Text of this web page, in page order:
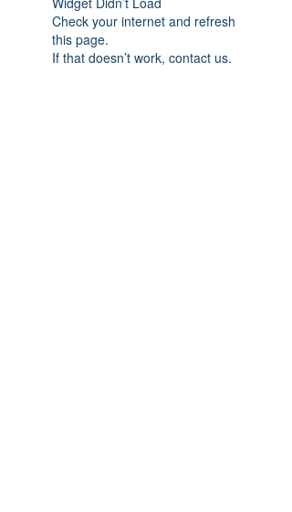
Check your internet and refresh
this page.
If that doesn’t work, contact us.